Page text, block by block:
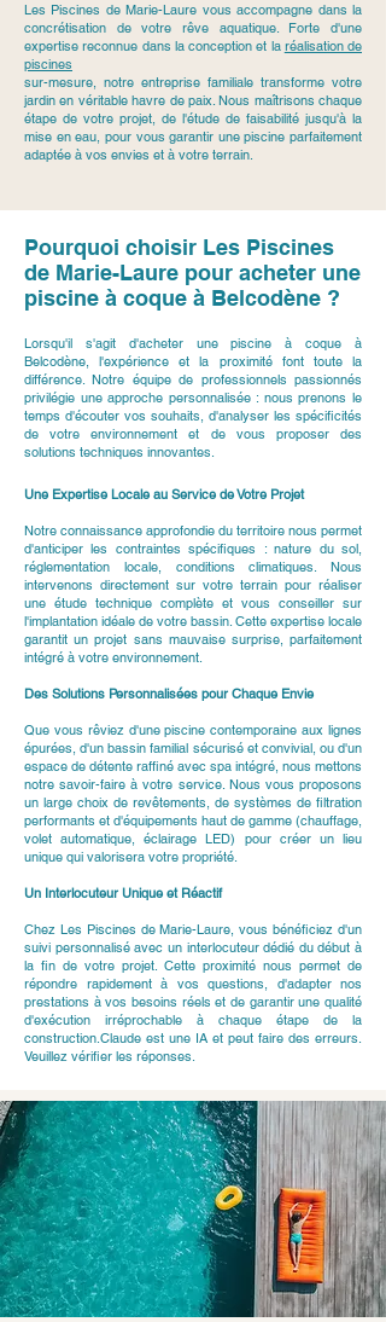
Les Piscines de Marie-Laure vous accompagne dans la
concrétisation de votre rêve aquatique. Forte d'une
expertise reconnue dans la conception et la réalisation de
piscines
sur-mesure, notre entreprise familiale transforme votre
jardin en véritable havre de paix. Nous maîtrisons chaque
étape de votre projet, de l'étude de faisabilité jusqu'à la
mise en eau, pour vous garantir une piscine parfaitement
adaptée à vos envies et à votre terrain.
Pourquoi choisir Les Piscines
de Marie-Laure pour acheter une
piscine à coque à Belcodène ?
Lorsqu'il s'agit d'acheter une piscine à coque à
Belcodène, l'expérience et la proximité font toute la
différence. Notre équipe de professionnels passionnés
privilégie une approche personnalisée : nous prenons le
temps d'écouter vos souhaits, d'analyser les spécificités
de votre environnement et de vous proposer des
solutions techniques innovantes.
Une Expertise Locale au Service de Votre Projet
Notre connaissance approfondie du territoire nous permet
d'anticiper les contraintes spécifiques : nature du sol,
réglementation locale, conditions climatiques. Nous
intervenons directement sur votre terrain pour réaliser
une étude technique complète et vous conseiller sur
l'implantation idéale de votre bassin. Cette expertise locale
garantit un projet sans mauvaise surprise, parfaitement
intégré à votre environnement.
Des Solutions Personnalisées pour Chaque Envie
Que vous rêviez d'une piscine contemporaine aux lignes
épurées, d'un bassin familial sécurisé et convivial, ou d'un
espace de détente raffiné avec spa intégré, nous mettons
notre savoir-faire à votre service. Nous vous proposons
un large choix de revêtements, de systèmes de filtration
performants et d'équipements haut de gamme (chauffage,
volet automatique, éclairage LED) pour créer un lieu
unique qui valorisera votre propriété.
Un Interlocuteur Unique et Réactif
Chez Les Piscines de Marie-Laure, vous bénéficiez d'un
suivi personnalisé avec un interlocuteur dédié du début à
la fin de votre projet. Cette proximité nous permet de
répondre rapidement à vos questions, d'adapter nos
prestations à vos besoins réels et de garantir une qualité
d'exécution irréprochable à chaque étape de la
construction.Claude est une IA et peut faire des erreurs.
Veuillez vérifier les réponses.